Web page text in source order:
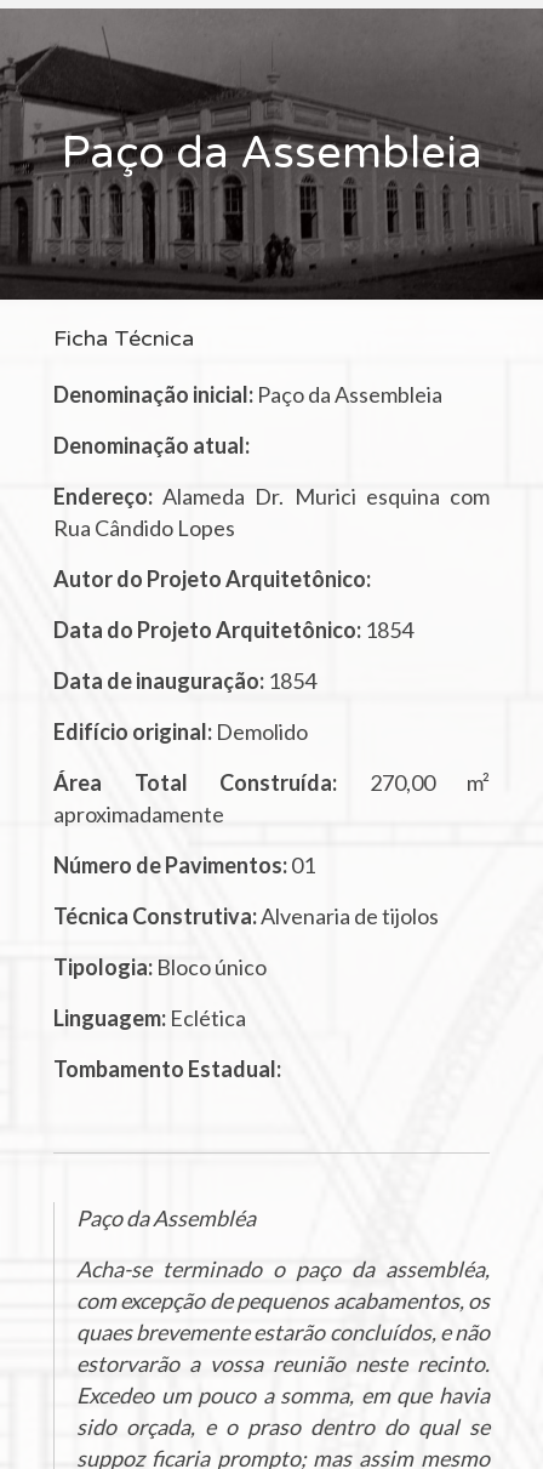
Paço da Assembleia
Ficha Técnica
Denominação inicial: Paço da Assembleia
Denominação atual:
Endereço:Alameda Dr. Murici esquina com
Rua Cândido Lopes
Autor do Projeto Arquitetônico:
Data do Projeto Arquitetônico: 1854
Data de inauguração: 1854
Edifício original: Demolido
Área Total Construída: 270,00 m²
aproximadamente
Número de Pavimentos:01
Técnica Construtiva:Alvenaria de tijolos
Tipologia: Bloco único
Linguagem: Eclética
Tombamento Estadual:
Paço da Assembléa
Acha-se terminado o paço da assembléa,
com excepção de pequenos acabamentos, os
quaes brevemente estarão concluídos, e não
estorvarão a vossa reunião neste recinto.
Excedeo um pouco a somma, em que havia
sido orçada, e o praso dentro do qual se
suppoz ficaria prompto; mas assim mesmo